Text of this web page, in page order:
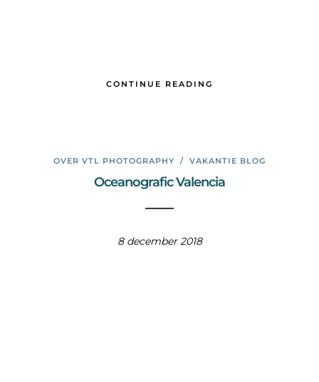
CONTINUE READING
OVER VTL PHOTOGRAPHY / VAKANTIE BLOG
Oceanografic Valencia
8 december 2018